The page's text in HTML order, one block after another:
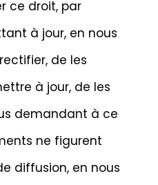
ce droit, par
à jour, en nous
de les
à jour, de les
demandant à ce
ne figurent
diffusion, en nous